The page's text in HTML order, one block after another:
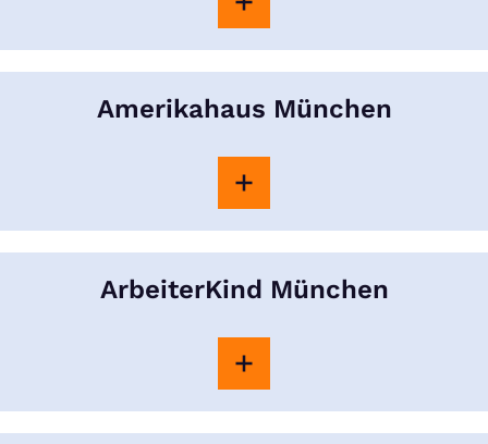
Amerikahaus München
ArbeiterKind München